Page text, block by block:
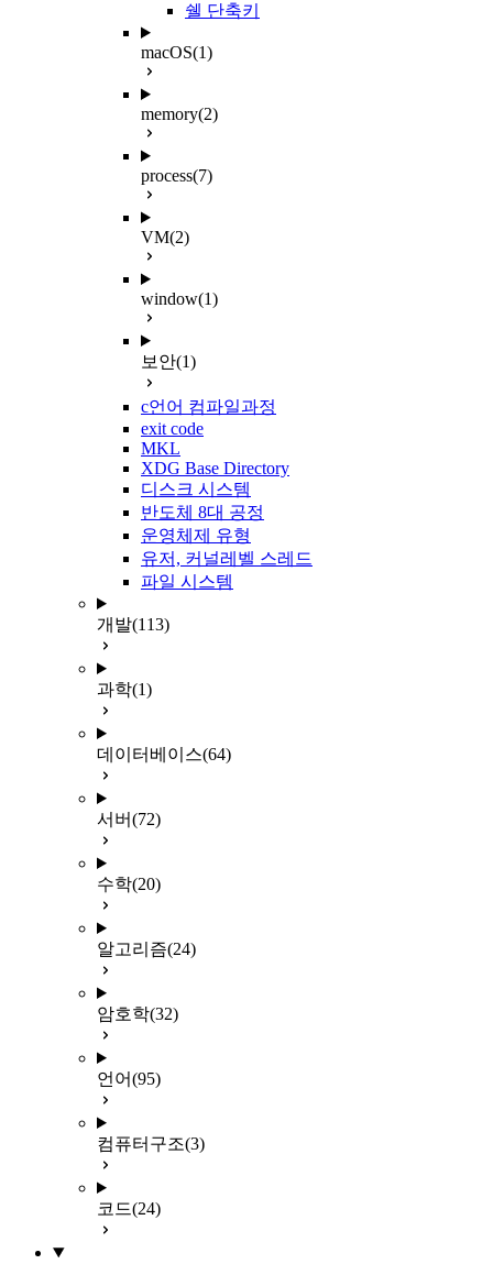
쉘 단축키
macOS(1)
memory(2)
process(7)
VM(2)
window(1)
보안(1)
c언어 컴파일과정
exit code
MKL
XDG Base Directory
디스크 시스템
반도체 8대 공정
운영체제 유형
유저, 커널레벨 스레드
파일 시스템
개발(113)
과학(1)
데이터베이스(64)
서버(72)
수학(20)
알고리즘(24)
암호학(32)
언어(95)
컴퓨터구조(3)
코드(24)